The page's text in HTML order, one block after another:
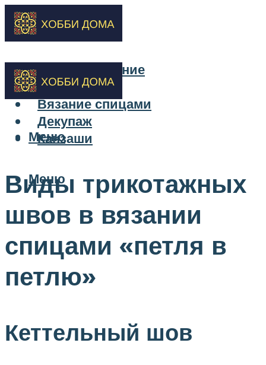
Бисероплетение
Вышивка
Вязание спицами
Декупаж
Канзаши
Меню
Меню
Виды трикотажных
швов в вязании
спицами «петля в
петлю»
Кеттельный шов